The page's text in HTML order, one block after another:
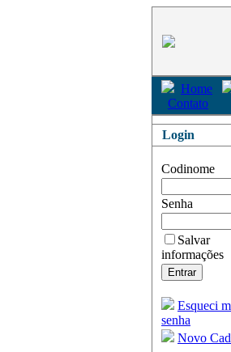
Home
Contato
Login
Codinome
Senha
Salvar
informações
Esqueci
senha
Novo